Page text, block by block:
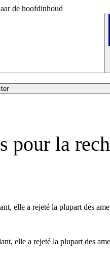
de hoofdinhoud
pour la
elle a rejeté la plupart des
elle a rejeté la plupart des